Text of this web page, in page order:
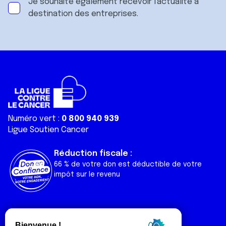
Je souhaite également recevoir l'actualité à
destination des entreprises.
Numéro vert : 0 800 940 939
Ligue Soutien Cancer
Réduction fiscale :
66 % de votre don est déductible de votre
impôt sur le revenu
Liens utiles